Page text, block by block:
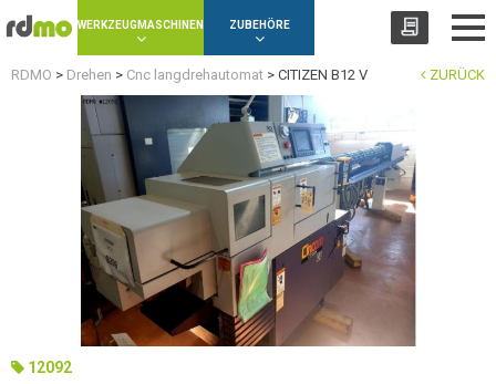
WERKZEUGMASCHINEN ZUBEHÖRE
ZURÜCK
RDMO > Drehen > Cnc langdrehautomat > CITIZEN B12 V
12092